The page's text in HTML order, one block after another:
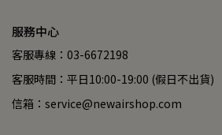
服務中心
客服專線：03-6672198
客服時間：平日10:00-19:00 (假日不出貨)
信箱：service@newairshop.com